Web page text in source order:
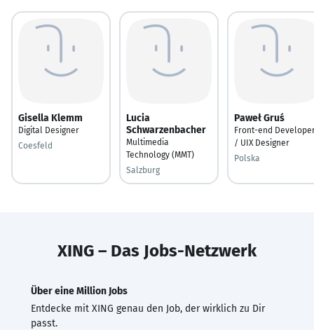
Gisella Klemm
Digital Designer
Coesfeld
Lucia
Schwarzenbacher
Multimedia
Technology (MMT)
Salzburg
Paweł Gruś
Front-end
/ UIX Designer
Polska
XING – Das Jobs-Netzwerk
Über eine Million Jobs
Entdecke mit XING genau den Job, der wirklich zu Dir
passt.